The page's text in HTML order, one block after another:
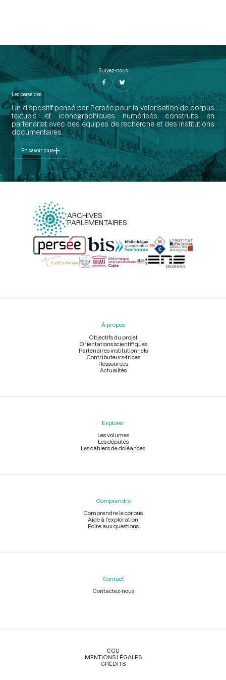
Suivez-nous
Les perséides
Un dispositif pensé par Persée pour la valorisation de corpus
textuels et iconographiques numérisés construits en
partenariat avec des équipes de recherche et des institutions
documentaires.
En savoir plus
ARCHIVES
PARLEMENTAIRES
Menu
À propos
Objectifs du projet
Orientations scientifiques
Partenaires institutionnels
Contributeurs-trices
Ressources
Actualités
Explorer
Les volumes
Les députés
Les cahiers de doléances
Comprendre
Comprendre le corpus
Aide à l'exploration
Foire aux questions
Contact
Contactez-nous
Légal
CGU
MENTIONS LÉGALES
CRÉDITS